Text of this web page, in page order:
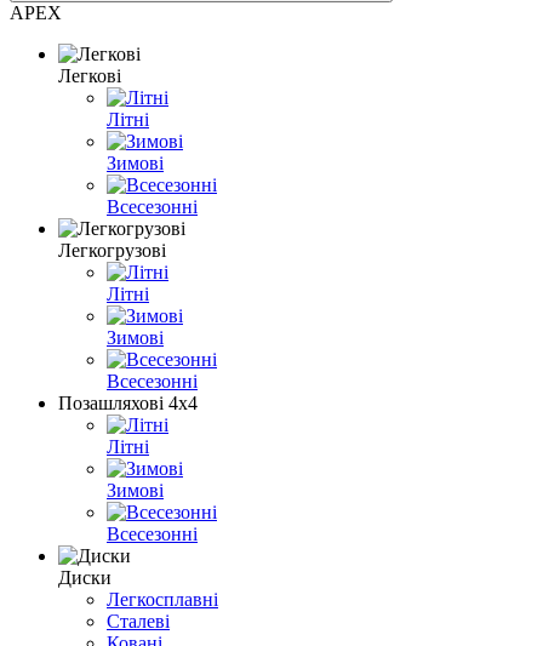
APEX
Легкові
Літні
Зимові
Всесезонні
Легкогрузові
Літні
Зимові
Всесезонні
Позашляхові 4х4
Літні
Зимові
Всесезонні
Диски
Легкосплавні
Сталеві